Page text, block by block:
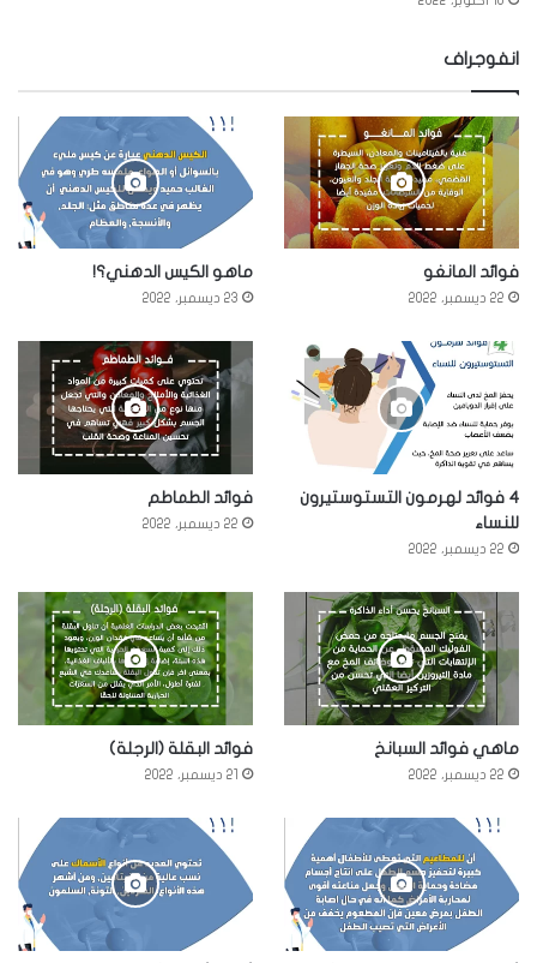
انفوجراف
فوائد المانغو
22 ديسمبر، 2022
ماهو الكيس الدهني؟!
23 ديسمبر، 2022
4 فوائد لهرمون التستوستيرون
للنساء
22 ديسمبر، 2022
فوائد الطماطم
22 ديسمبر، 2022
ماهي فوائد السبانخ
22 ديسمبر، 2022
فوائد البقلة (الرجلة)
21 ديسمبر، 2022